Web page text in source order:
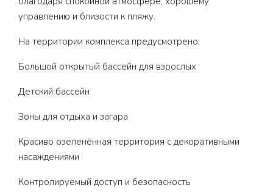
управлению и близости к пляжу.
На территории комплекса предусмотрено:
Большой открытый бассейн для взрослых
Детский бассейн
Зоны для отдыха и загара
Красиво озеленённая территория с декоративными
насаждениями
Контролируемый доступ и безопасность